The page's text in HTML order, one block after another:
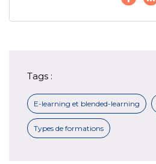
Tags :
E-learning et blended-learning
Types de formations